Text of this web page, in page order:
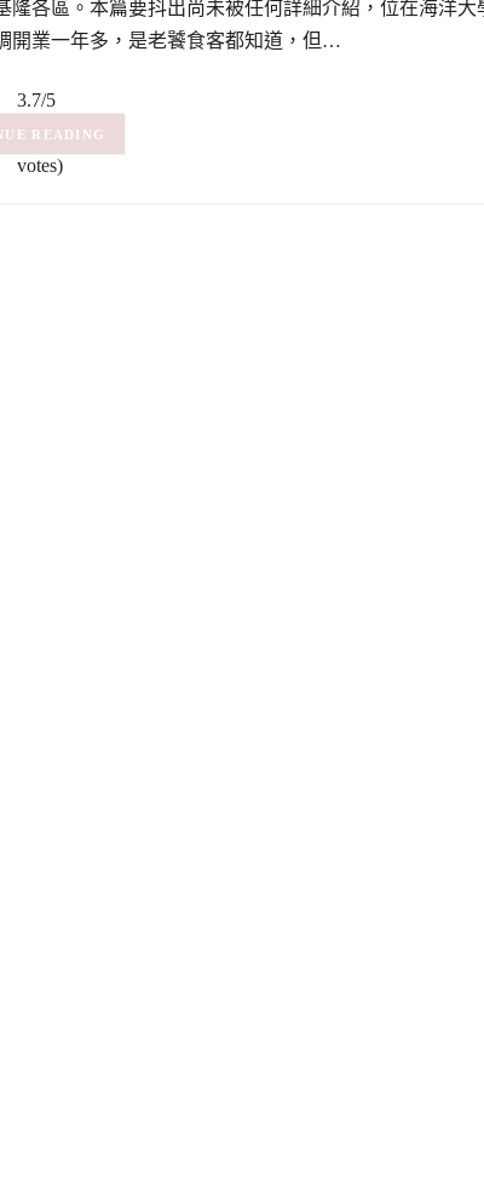
隆各區。本篇要抖出尚未被任何詳細介紹，位在海洋
開業一年多，是老饕食客都知道，但…
3.7/5
– (3
votes)
READING